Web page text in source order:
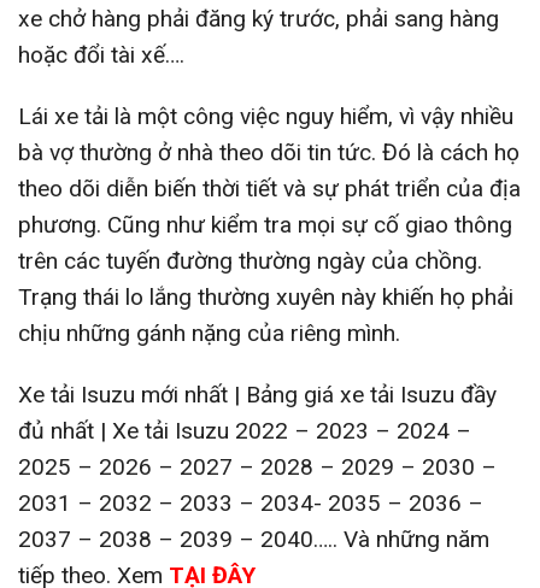
xe chở hàng phải đăng ký trước, phải sang hàng
hoặc đổi tài xế….
Lái xe tải là một công việc nguy hiểm, vì vậy nhiều
bà vợ thường ở nhà theo dõi tin tức. Đó là cách họ
theo dõi diễn biến thời tiết và sự phát triển của địa
phương. Cũng như kiểm tra mọi sự cố giao thông
trên các tuyến đường thường ngày của chồng.
Trạng thái lo lắng thường xuyên này khiến họ phải
chịu những gánh nặng của riêng mình.
Xe tải Isuzu mới nhất | Bảng giá xe tải Isuzu đầy
đủ nhất | Xe tải Isuzu 2022 – 2023 – 2024 –
2025 – 2026 – 2027 – 2028 – 2029 – 2030 –
2031 – 2032 – 2033 – 2034- 2035 – 2036 –
2037 – 2038 – 2039 – 2040….. Và những năm
tiếp theo. Xem TẠI ĐÂY